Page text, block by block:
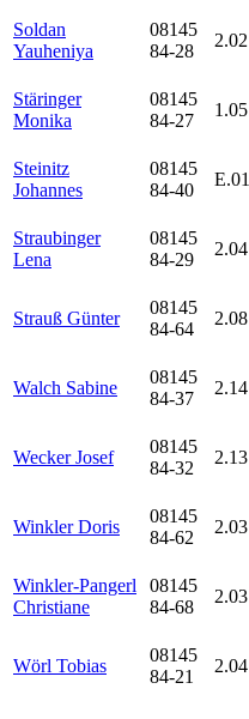
Soldan
Yauheniya
08145
84-28
2.02
Stäringer
Monika
08145
84-27
1.05
Steinitz
Johannes
08145
84-40
E.01
Straubinger
Lena
08145
84-29
2.04
Strauß Günter
08145
84-64
2.08
Walch Sabine
08145
84-37
2.14
Wecker Josef
08145
84-32
2.13
Winkler Doris
08145
84-62
2.03
Winkler-Pangerl
Christiane
08145
84-68
2.03
Wörl Tobias
08145
84-21
2.04